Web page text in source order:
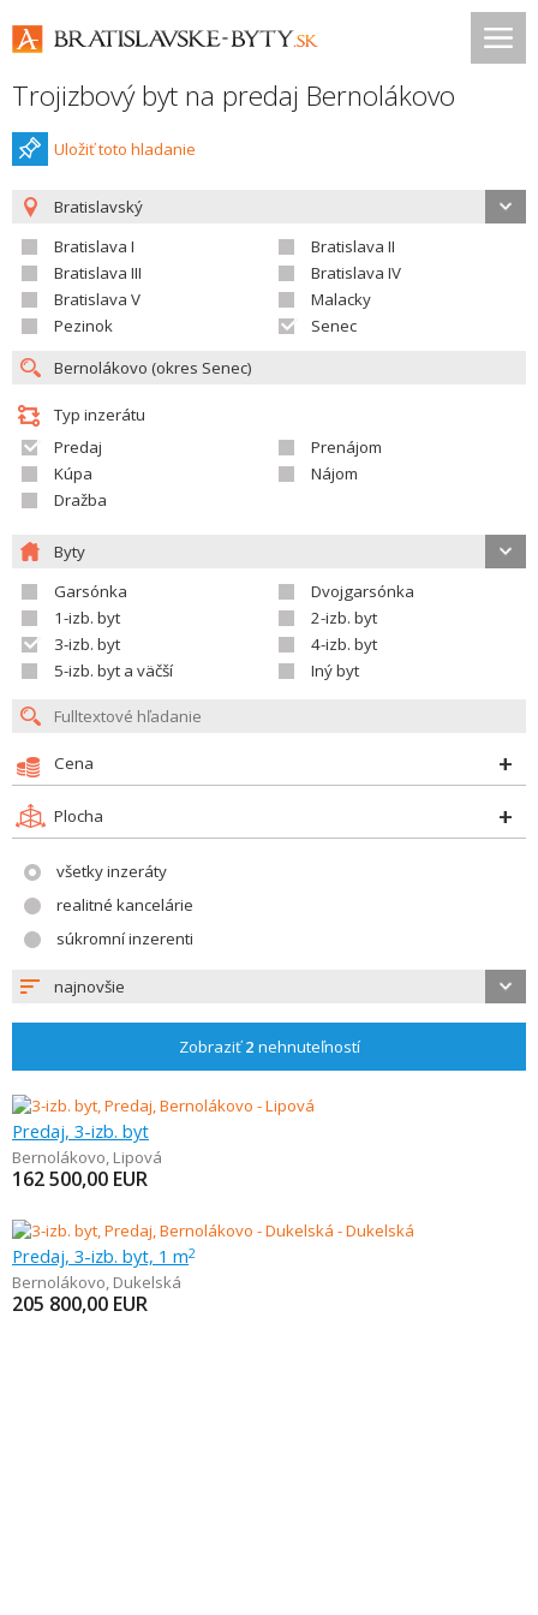
Trojizbový byt na predaj Bernolákovo
Uložiť toto hladanie
Bratislavský
Bratislava I
Bratislava II
Bratislava III
Bratislava IV
Bratislava V
Malacky
Pezinok
Senec
Typ inzerátu
Predaj
Prenájom
Kúpa
Nájom
Dražba
Byty
Garsónka
Dvojgarsónka
1-izb. byt
2-izb. byt
3-izb. byt
4-izb. byt
5-izb. byt a väčší
Iný byt
Cena
Plocha
všetky inzeráty
realitné kancelárie
súkromní inzerenti
najnovšie
Zobraziť2 nehnuteľností
Predaj, 3-izb. byt
Bernolákovo, Lipová
162 500,00 EUR
Predaj, 3-izb. byt, 1 m2
Bernolákovo, Dukelská
205 800,00 EUR